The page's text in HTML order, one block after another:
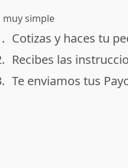
muy simple
Cotizas y haces tu
Recibes las
Te enviamos tus